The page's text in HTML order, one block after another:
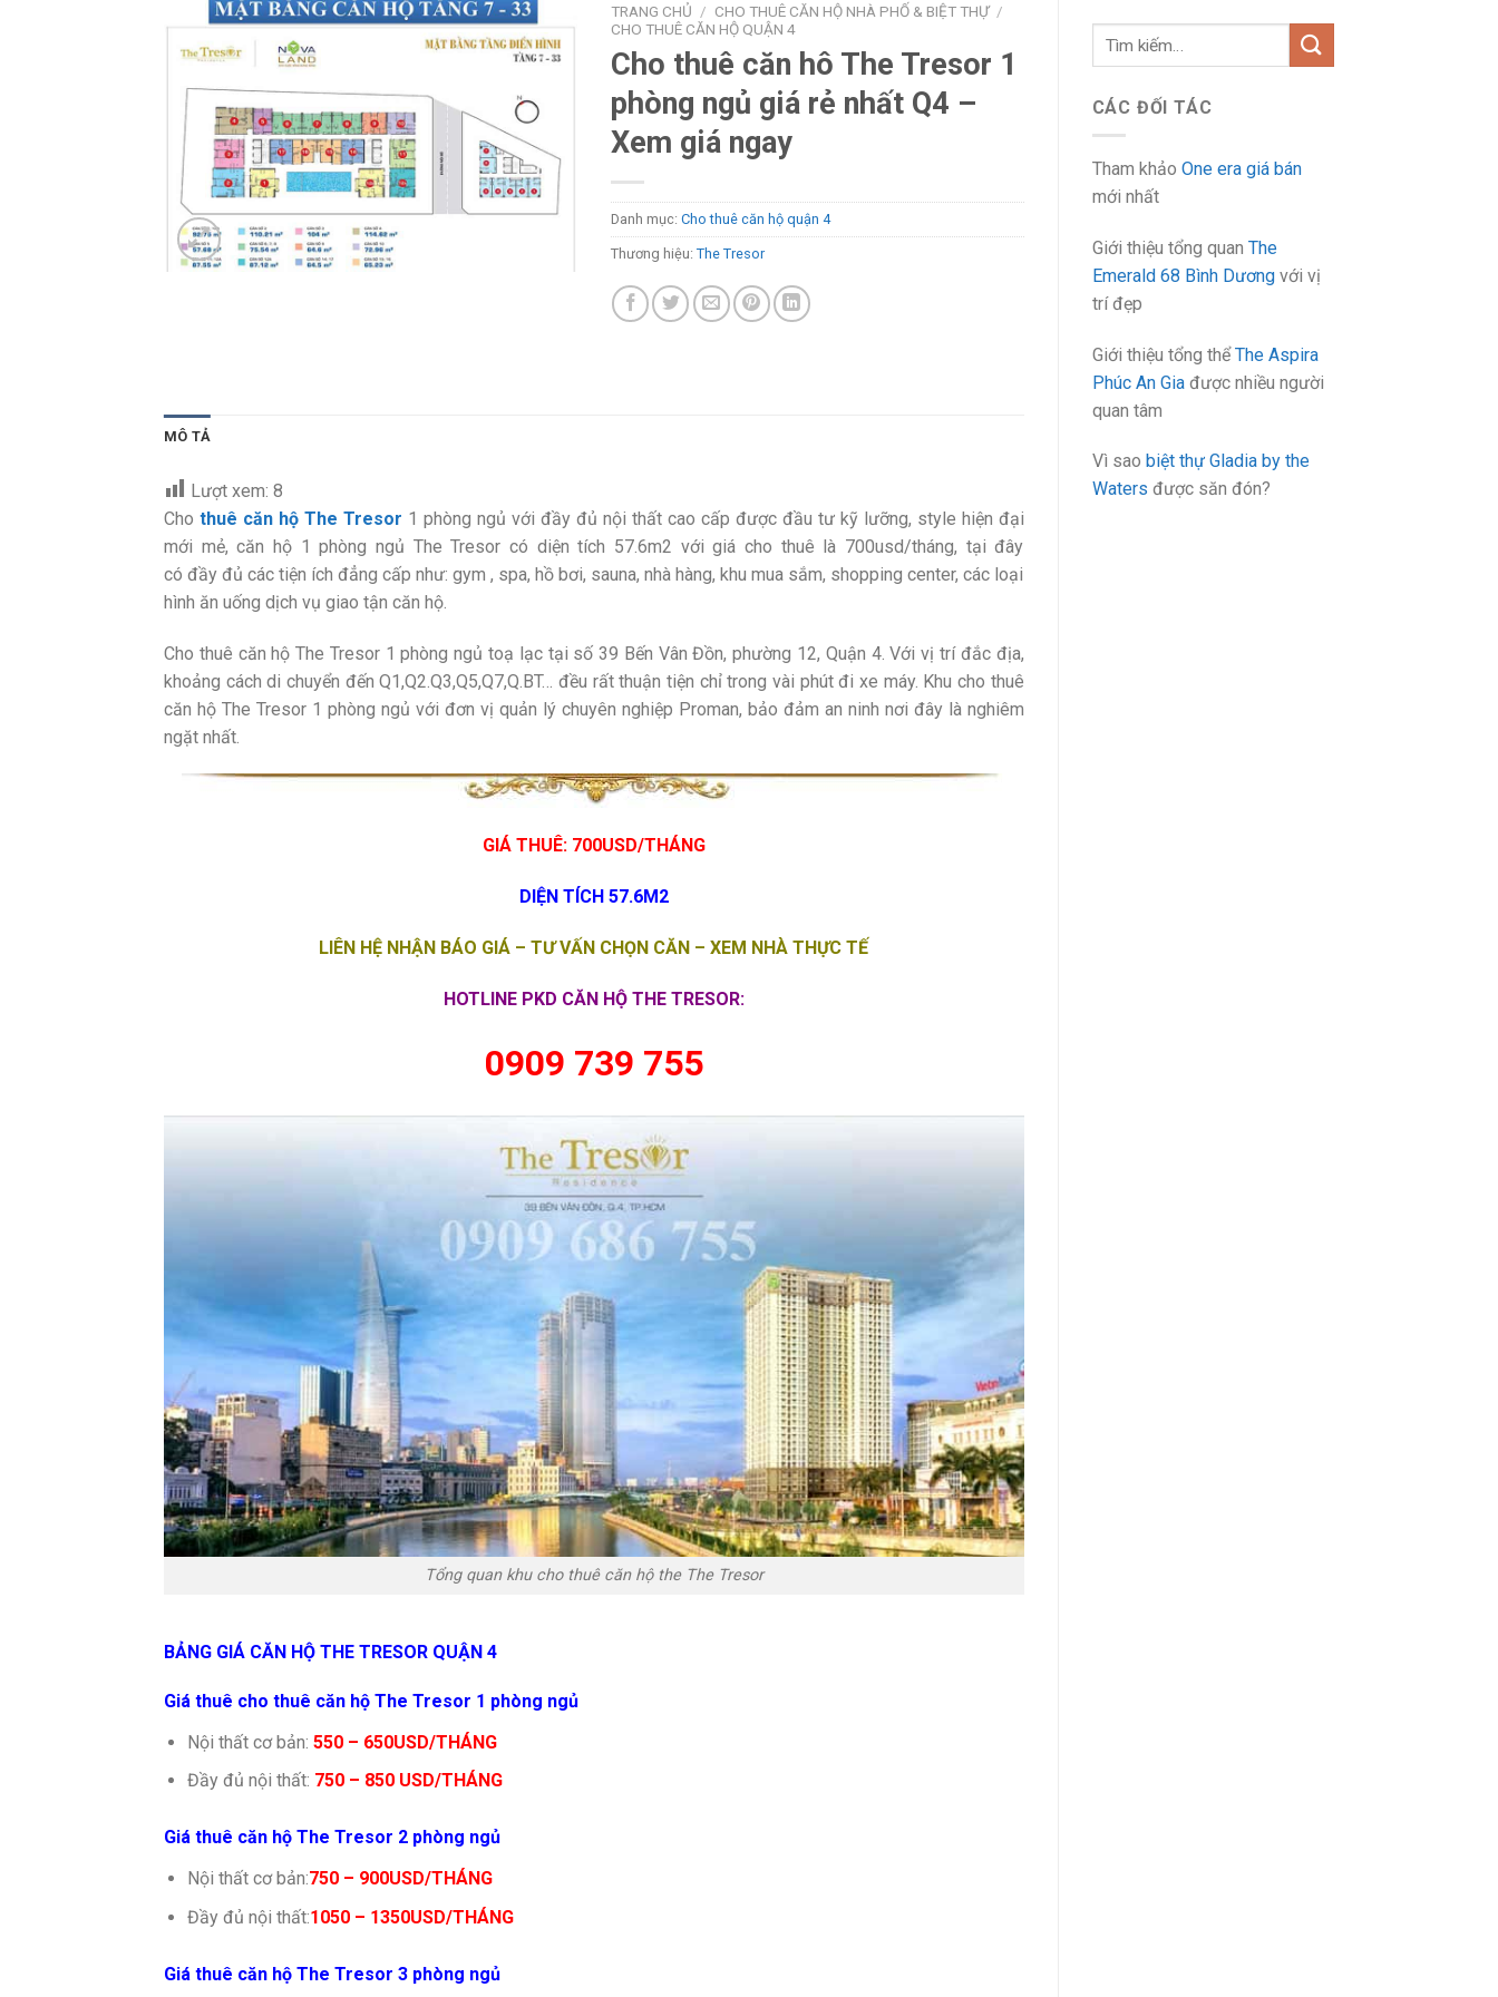
Tìm
kiếm:
CÁC ĐỐI TÁC
Tham khảo One era giá bán
mới nhất
Giới thiệu tổng quan The
Emerald 68 Bình Dươngvới vị
trí đẹp
Giới thiệu tổng thểThe Aspira
Phúc An Giađược nhiều người
quan tâm
Vì sao biệt thự Gladia by the
Waters được săn đón?
TRANG CHỦ / CHO THUÊ CĂN HỘ NHÀ PHỐ & BIỆT THỰ /
CHO THUÊ CĂN HỘ QUẬN 4
Cho thuê căn hô The Tresor 1
phòng ngủ giá rẻ nhất Q4 –
Xem giá ngay
Danh mục: Cho thuê căn hộ quận 4
Thương hiệu: The Tresor
MÔ TẢ
Lượt xem: 8
Cho thuê căn hộ The Tresor 1 phòng ngủ với đầy đủ nội thất cao cấp được đầu tư kỹ lưỡng, style hiện đại
mới mẻ, căn hộ 1 phòng ngủ The Tresor có diện tích 57.6m2 với giá cho thuê là 700usd/tháng, tại đây
có đầy đủ các tiện ích đẳng cấp như: gym , spa, hồ bơi, sauna, nhà hàng, khu mua sắm, shopping center, các loại
hình ăn uống dịch vụ giao tận căn hộ.
Cho thuê căn hộ The Tresor 1 phòng ngủ toạ lạc tại số 39 Bến Vân Đồn, phường 12, Quận 4. Với vị trí đắc địa,
khoảng cách di chuyển đến Q1,Q2.Q3,Q5,Q7,Q.BT… đều rất thuận tiện chỉ trong vài phút đi xe máy. Khu cho thuê
căn hộ The Tresor 1 phòng ngủ với đơn vị quản lý chuyên nghiệp Proman, bảo đảm an ninh nơi đây là nghiêm
ngặt nhất.
GIÁ THUÊ: 700USD/THÁNG
DIỆN TÍCH 57.6M2
LIÊN HỆ NHẬN BÁO GIÁ – TƯ VẤN CHỌN CĂN – XEM NHÀ THỰC TẾ
HOTLINE PKD CĂN HỘ THE TRESOR:
0909 739 755
Tổng quan khu cho thuê căn hộ the The Tresor
BẢNG GIÁ CĂN HỘ THE TRESOR QUẬN 4
Giá thuê cho thuê căn hộ The Tresor 1 phòng ngủ
Nội thất cơ bản: 550 – 650USD/THÁNG
Đầy đủ nội thất: 750 – 850 USD/THÁNG
Giá thuê căn hộ The Tresor 2 phòng ngủ
Nội thất cơ bản:750 – 900USD/THÁNG
Đầy đủ nội thất:1050 – 1350USD/THÁNG
Giá thuê căn hộ The Tresor 3 phòng ngủ